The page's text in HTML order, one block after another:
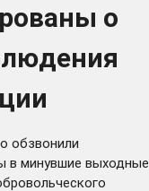
о
обзвонили
в минувшие выходные